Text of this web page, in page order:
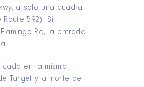
a solo una cuadra
592). Si
Rd, la entrada
en la misma
Target y al norte de